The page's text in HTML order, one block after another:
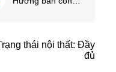
thái nội thất: Đầy
đủ